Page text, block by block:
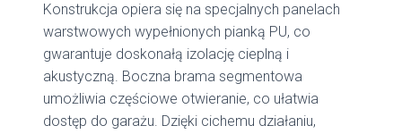
Konstrukcja opiera się na specjalnych panelach
warstwowych wypełnionych pianką PU, co
gwarantuje doskonałą izolację cieplną i
akustyczną. Boczna brama segmentowa
umożliwia częściowe otwieranie, co ułatwia
dostęp do garażu. Dzięki cichemu działaniu,